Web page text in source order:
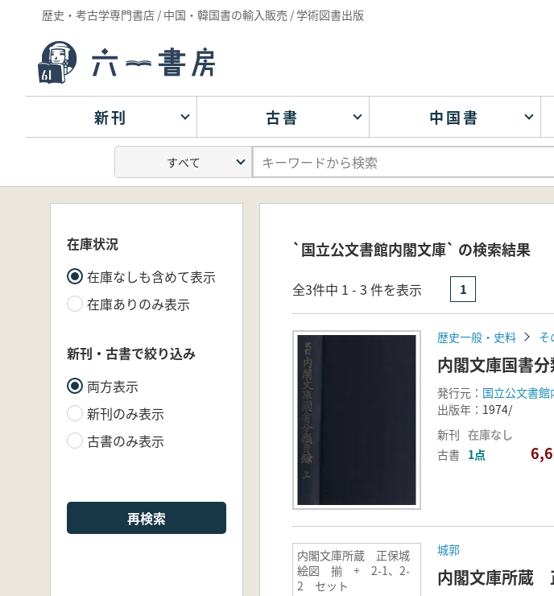
歴史・考古学専門書店 / 中国・韓国書の輸入販売 / 学術図書出版
新刊 古書 中国書
在庫状況
在庫なしも含めて表示
在庫ありのみ表示
新刊・古書で絞り込み
両方表示
新刊のみ表示
古書のみ表示
再検索
`国立公文書館内閣文庫` の検索結果
全3件中 1 - 3 件を表示 1
歴史一般・史料 そ
内閣文庫国書
発行元： 国立公文書館
出版年： 1974/
新刊 在庫なし
古書 1点
内閣文庫所蔵 正保城
絵図 揃 + 2-1、2-
2 セット
城郭
内閣文庫所